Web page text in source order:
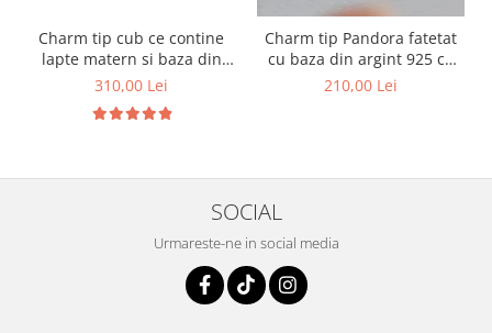
Charm tip cub ce contine
lapte matern si baza din
argint 925
310,00 Lei
Charm tip Pandora fatetat
cu baza din argint 925 cu
lapte matern si foita
210,00 Lei
SOCIAL
Urmareste-ne in social media